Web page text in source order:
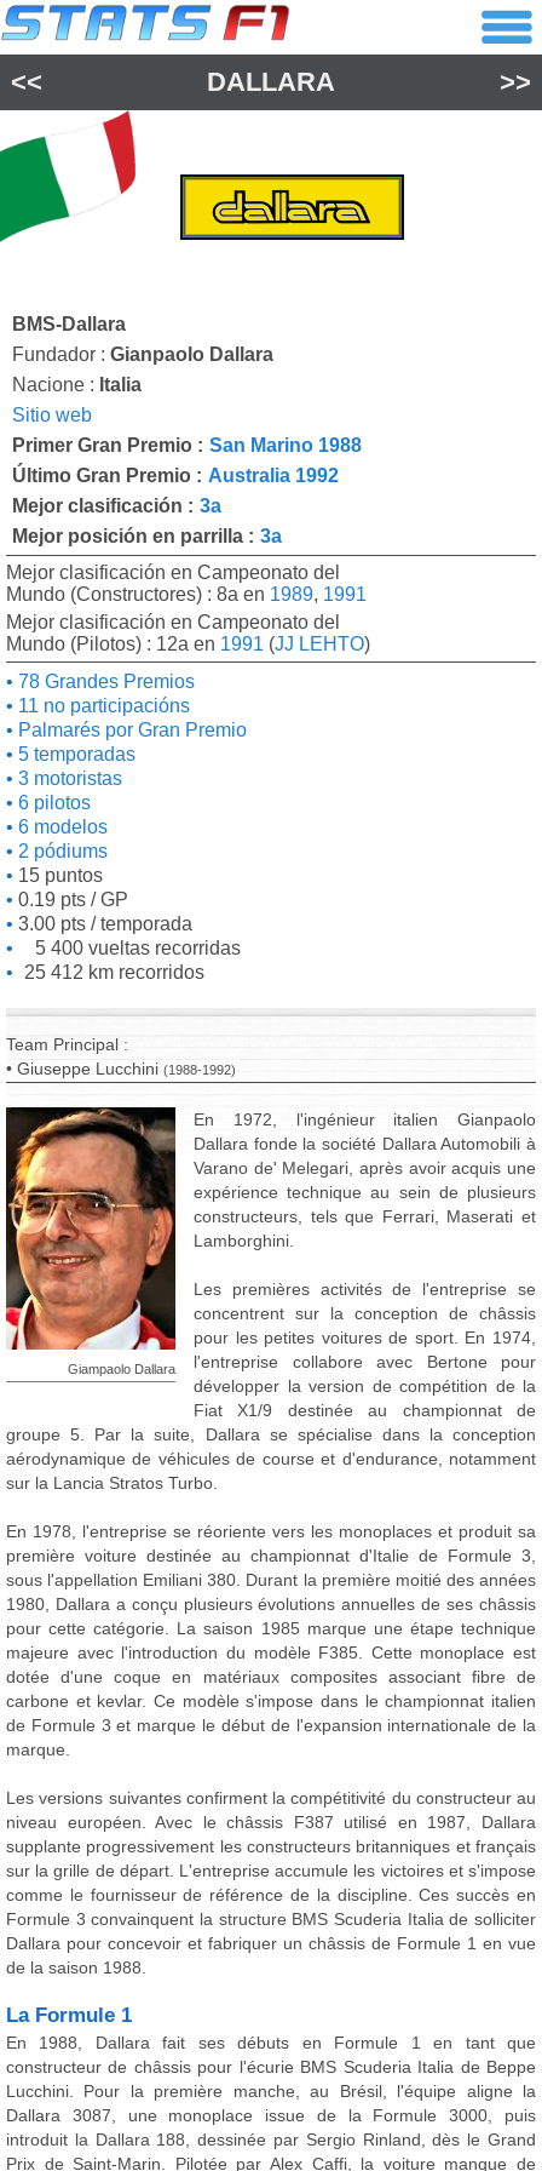
<< DALLARA >>
BMS-Dallara
Fundador : Gianpaolo Dallara
Nacione : Italia
Sitio web
Primer Gran Premio : San Marino 1988
Último Gran Premio : Australia 1992
Mejor clasificación : 3a
Mejor posición en parrilla : 3a
Mejor clasificación en Campeonato del
Mundo (Constructores) : 8a en 1989, 1991
Mejor clasificación en Campeonato del
Mundo (Pilotos) : 12a en 1991 (JJ LEHTO)
78 Grandes Premios
11 no participacións
Palmarés por Gran Premio
5 temporadas
3 motoristas
6 pilotos
6 modelos
2 pódiums
15 puntos
0.19 pts / GP
3.00 pts / temporada
5 400 vueltas recorridas
25 412 km recorridos
Team Principal :
• Giuseppe Lucchini (1988-1992)
Giampaolo Dallara
En 1972, l'ingénieur italien Gianpaolo
Dallara fonde la société Dallara Automobili à
Varano de' Melegari, après avoir acquis une
expérience technique au sein de plusieurs
constructeurs, tels que Ferrari, Maserati et
Lamborghini.
Les premières activités de l'entreprise se
concentrent sur la conception de châssis
pour les petites voitures de sport. En 1974,
l'entreprise collabore avec Bertone pour
développer la version de compétition de la
Fiat X1/9 destinée au championnat de
groupe 5. Par la suite, Dallara se spécialise dans la conception
aérodynamique de véhicules de course et d'endurance, notamment
sur la Lancia Stratos Turbo.
En 1978, l'entreprise se réoriente vers les monoplaces et produit sa
première voiture destinée au championnat d'Italie de Formule 3,
sous l'appellation Emiliani 380. Durant la première moitié des années
1980, Dallara a conçu plusieurs évolutions annuelles de ses châssis
pour cette catégorie. La saison 1985 marque une étape technique
majeure avec l'introduction du modèle F385. Cette monoplace est
dotée d'une coque en matériaux composites associant fibre de
carbone et kevlar. Ce modèle s'impose dans le championnat italien
de Formule 3 et marque le début de l'expansion internationale de la
marque.
Les versions suivantes confirment la compétitivité du constructeur au
niveau européen. Avec le châssis F387 utilisé en 1987, Dallara
supplante progressivement les constructeurs britanniques et français
sur la grille de départ. L'entreprise accumule les victoires et s'impose
comme le fournisseur de référence de la discipline. Ces succès en
Formule 3 convainquent la structure BMS Scuderia Italia de solliciter
Dallara pour concevoir et fabriquer un châssis de Formule 1 en vue
de la saison 1988.
La Formule 1
En 1988, Dallara fait ses débuts en Formule 1 en tant que
constructeur de châssis pour l'écurie BMS Scuderia Italia de Beppe
Lucchini. Pour la première manche, au Brésil, l'équipe aligne la
Dallara 3087, une monoplace issue de la Formule 3000, puis
introduit la Dallara 188, dessinée par Sergio Rinland, dès le Grand
Prix de Saint-Marin. Pilotée par Alex Caffi, la voiture manque de